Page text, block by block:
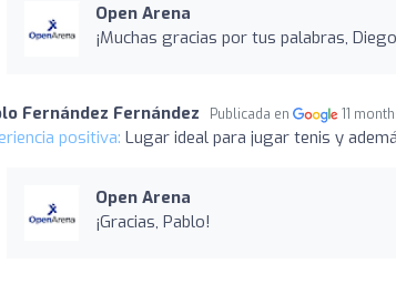
Open Arena
¡Muchas gracias por tus palabras,
Fernández Fernández Publicada en 11
positiva: Lugar ideal para jugar tenis y
Open Arena
¡Gracias, Pablo!